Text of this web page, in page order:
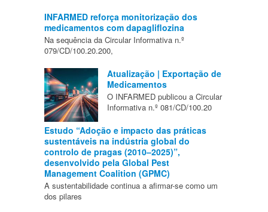
INFARMED reforça monitorização dos
medicamentos com dapagliflozina
Na sequência da Circular Informativa n.º
079/CD/100.20.200,
Atualização | Exportação de
Medicamentos
O INFARMED publicou a Circular
Informativa n.º 081/CD/100.20
Estudo “Adoção e impacto das práticas
sustentáveis na indústria global do
controlo de pragas (2010–2025)”,
desenvolvido pela Global Pest
Management Coalition (GPMC)
A sustentabilidade continua a afirmar-se como um
dos pilares